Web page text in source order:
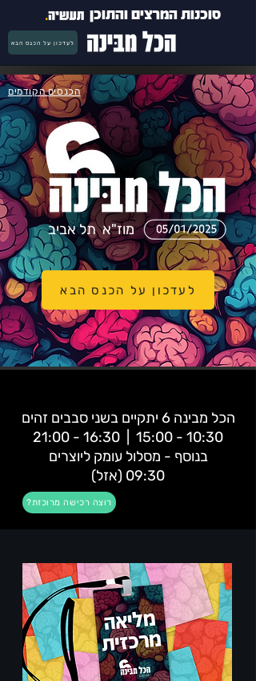
סוכנות המרצים והתוכן
לעדכון על הכנס הבא
לעדכון על הכנס הבא
מוז"א תל אביב
הכנסים הקודמים
הכל מבינה 6 יתקיים בשני סבבים זהים
10:30 - 15:00 | 16:30 - 21:00
בנוסף - מסלול עומק ליוצרים
09:30 (אזל)
?רוצה רכישה מרוכזת